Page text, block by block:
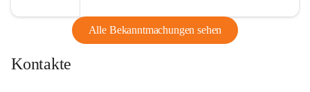
Alle Bekanntmachungen sehen
Kontakte